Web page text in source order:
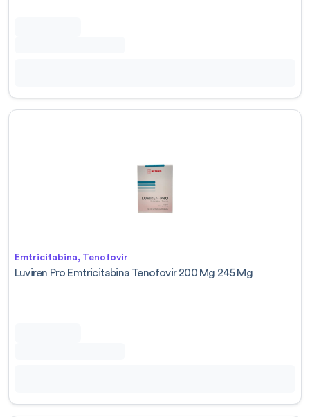
Emtricitabina, Tenofovir
Luviren Pro Emtricitabina Tenofovir 200 Mg 245 Mg